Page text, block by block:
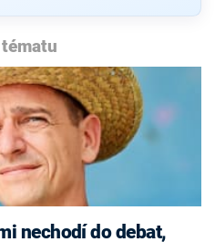
nechodí do debat,